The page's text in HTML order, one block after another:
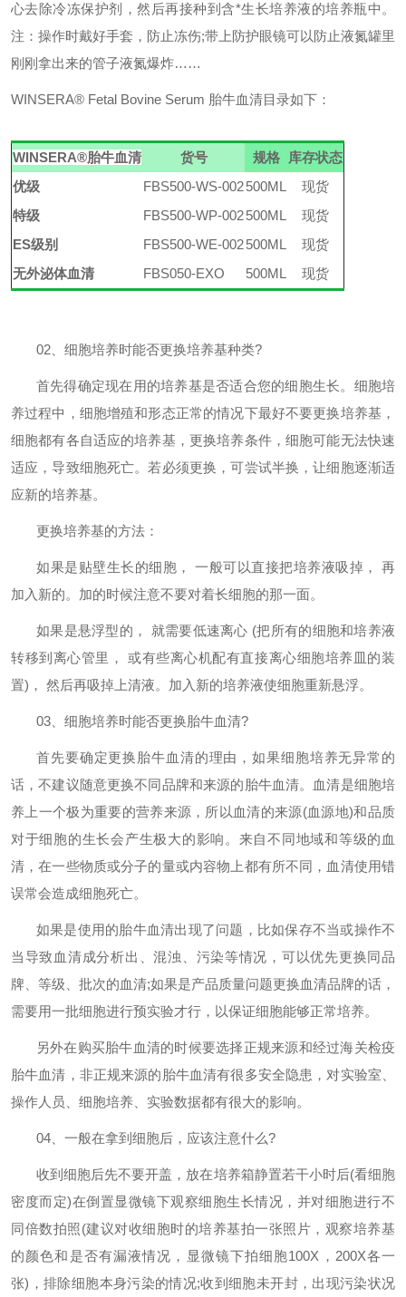
心去除冷冻保护剂，然后再接种到含*生长培养液的培养瓶中。
注：操作时戴好手套，防止冻伤;带上防护眼镜可以防止液氮罐里
刚刚拿出来的管子液氮爆炸……
WINSERA® Fetal Bovine Serum 胎牛血清目录如下：
WINSERA®胎牛血清 货号 规格
库存状态
优级
FBS500-WS-002500ML
现货
特级
FBS500-WP-002500ML
现货
ES级别
FBS500-WE-002500ML
现货
无外泌体血清
FBS050-EXO 500ML 现货
02 、细胞培养时能否更换培养基种类?
首先得确定现在用的培养基是否适合您的细胞生长。细胞培
养过程中，细胞增殖和形态正常的情况下最好不要更换培养基，
细胞都有各自适应的培养基，更换培养条件，细胞可能无法快速
适应，导致细胞死亡。若必须更换，可尝试半换，让细胞逐渐适
应新的培养基。
更换培养基的方法：
如果是贴壁生长的细胞，
一般可以直接把培养液吸掉， 再
加入新的。加的时候注意不要对着长细胞的那一面。
如果是悬浮型的， 就需要低速离心 (把所有的细胞和培养液
转移到离心管里， 或有些离心机配有直接离心细胞培养皿的装
置) ， 然后再吸掉上清液。加入新的培养液使细胞重新悬浮。
03 、细胞培养时能否更换胎牛血清?
首先要确定更换胎牛血清的理由，如果细胞培养无异常的
话，不建议随意更换不同品牌和来源的胎牛血清。血清是细胞培
养上一个极为重要的营养来源，所以血清的来源(血源地)和品质
对于细胞的生长会产生极大的影响。来自不同地域和等级的血
清，在一些物质或分子的量或内容物上都有所不同，血清使用错
误常会造成细胞死亡。
如果是使用的胎牛血清出现了问题，比如保存不当或操作不
当导致血清成分析出、混浊、污染等情况，可以优先更换同品
牌、等级、批次的血清;如果是产品质量问题更换血清品牌的话，
需要用一批细胞进行预实验才行，以保证细胞能够正常培养。
另外在购买胎牛血清的时候要选择正规来源和经过海关检疫
胎牛血清，非正规来源的胎牛血清有很多安全隐患，对实验室、
操作人员、细胞培养、实验数据都有很大的影响。
04 、一般在拿到细胞后，应该注意什么?
收到细胞后先不要开盖，放在培养箱静置若干小时后(看细胞
密度而定)在倒置显微镜下观察细胞生长情况，并对细胞进行不
同倍数拍照(建议对收细胞时的培养基拍一张照片，观察培养基
的颜色和是否有漏液情况，显微镜下拍细胞100X ， 200X各一
张) ，排除细胞本身污染的情况;收到细胞未开封，出现污染状况